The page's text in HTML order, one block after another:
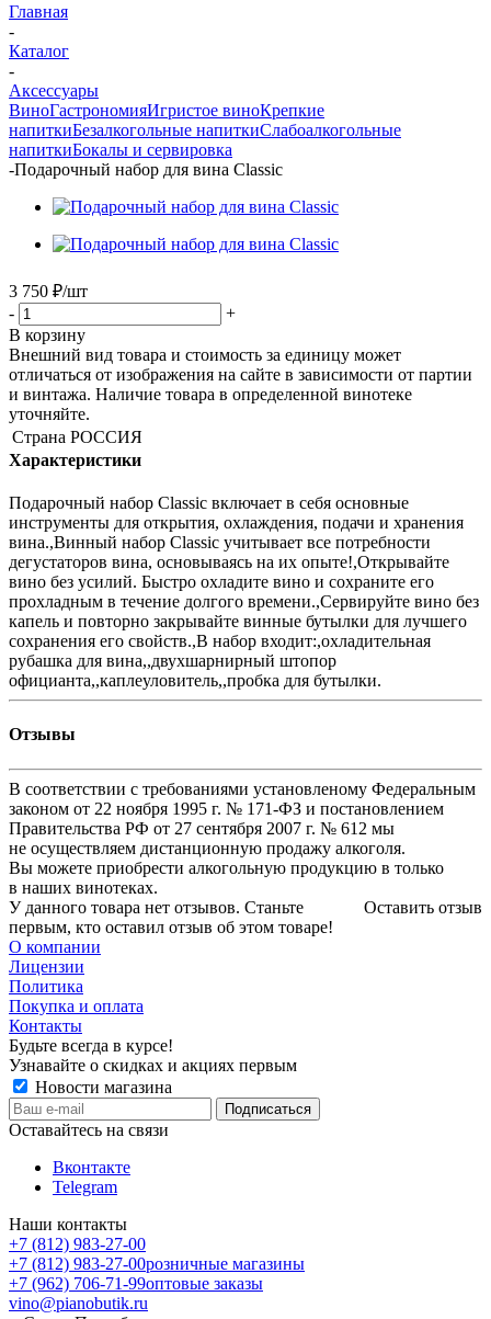
Главная
-
Каталог
-
Аксессуары
ВиноГастрономияИгристое виноКрепкие
напиткиБезалкогольные напиткиСлабоалкогольные
напиткиБокалы и сервировка
-Подарочный набор для вина Classic
3 750 ₽/шт
-
+
В корзину
Внешний вид товара и стоимость за единицу может
отличаться от изображения на сайте в зависимости от партии
и винтажа. Наличие товара в определенной винотеке
уточняйте.
Страна РОССИЯ
Характеристики
Подарочный набор Classic включает в себя основные
инструменты для открытия, охлаждения, подачи и хранения
вина.,Винный набор Classic учитывает все потребности
дегустаторов вина, основываясь на их опыте!,Открывайте
вино без усилий. Быстро охладите вино и сохраните его
прохладным в течение долгого времени.,Сервируйте вино без
капель и повторно закрывайте винные бутылки для лучшего
сохранения его свойств.,В набор входит:,охладительная
рубашка для вина,,двухшарнирный штопор
официанта,,каплеуловитель,,пробка для бутылки.
Отзывы
В соответствии с требованиями установленому Федеральным
законом от 22 ноября 1995 г. № 171-ФЗ и постановлением
Правительства РФ от 27 сентября 2007 г. № 612 мы
не осуществляем дистанционную продажу алкоголя.
Вы можете приобрести алкогольную продукцию в только
в наших винотеках.
Оставить отзыв
У данного товара нет отзывов. Станьте
первым, кто оставил отзыв об этом товаре!
О компании
Лицензии
Политика
Покупка и оплата
Контакты
Будьте всегда в курсе!
Узнавайте о скидках и акциях первым
Новости магазина
Оставайтесь на связи
Вконтакте
Telegram
Наши контакты
+7 (812) 983-27-00
+7 (812) 983-27-00розничные магазины
+7 (962) 706-71-99оптовые заказы
vino@pianobutik.ru